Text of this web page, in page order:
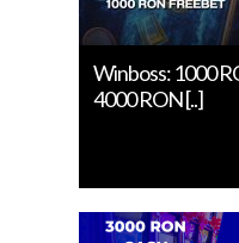
Winboss: 1000
4000 RON [..]